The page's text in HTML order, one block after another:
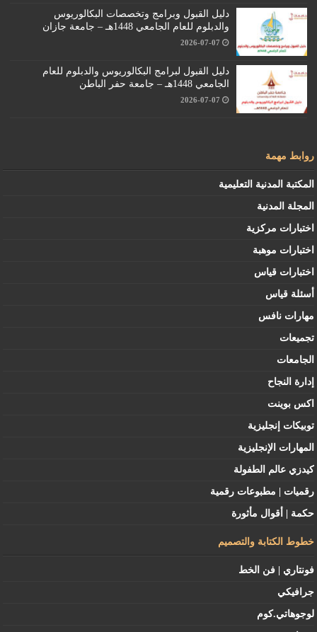
دليل القبول وبرامج وتخصصات البكالوريوس
والدبلوم للعام الجامعي 1448هـ – جامعة جازان
2026-07-07
دليل القبول لبرامج البكالوريوس والدبلوم للعام
الجامعي 1448هـ – جامعة حفر الباطن
2026-07-07
روابط مهمة
المكتبة المدنية التعليمية
المجلة المدنية
اختبارات مركزية
اختبارات موهبة
اختبارات قياس
أسئلة قياس
مهارات نافس
تجميعات
الجامعات
إدارة النجاح
اكس بوينت
توبيكات إنجليزية
المهارات الإنجليزية
كيدزي عالم الطفولة
رقميات | مطبوعات رقمية
حكمة | أقوال مأثورة
خطوط الكتابة والتصميم
فونتاري | فن الخط
جرافيكي
لوجوهاتي.كوم